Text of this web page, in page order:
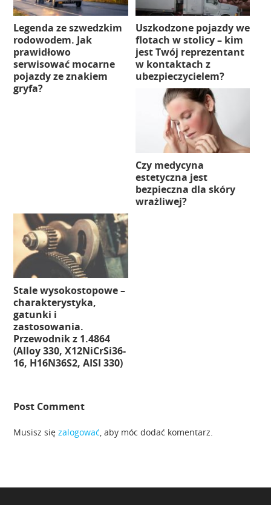
Legenda ze szwedzkim
rodowodem. Jak
prawidłowo
serwisować mocarne
pojazdy ze znakiem
gryfa?
Uszkodzone pojazdy we
flotach w stolicy – kim
jest Twój reprezentant
w kontaktach z
ubezpieczycielem?
Czy medycyna
estetyczna jest
bezpieczna dla skóry
wrażliwej?
Stale wysokostopowe –
charakterystyka,
gatunki i
zastosowania.
Przewodnik z 1.4864
(Alloy 330, X12NiCrSi36-
16, H16N36S2, AISI 330)
Post Comment
Musisz sięzalogować, aby móc dodać komentarz.